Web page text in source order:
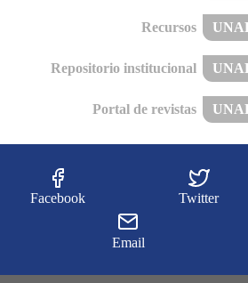
Recursos
Repositorio institucional
Portal de revistas
Facebook Twitter
Email